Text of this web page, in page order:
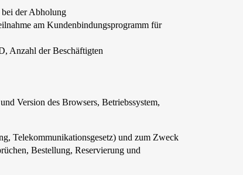
bei der Abholung
am Kundenbindungsprogramm für
Anzahl der Beschäftigten
Version des Browsers, Betriebssystem,
Telekommunikationsgesetz) und zum Zweck
Bestellung, Reservierung und